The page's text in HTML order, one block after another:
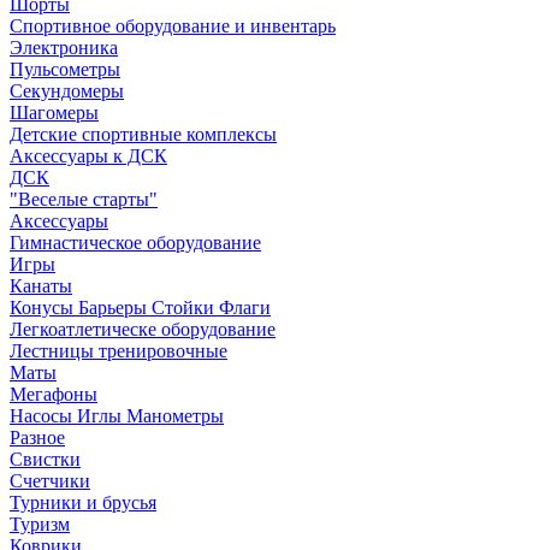
Шорты
Спортивное оборудование и инвентарь
Электроника
Пульсометры
Секундомеры
Шагомеры
Детские спортивные комплексы
Аксессуары к ДСК
ДСК
"Веселые старты"
Аксессуары
Гимнастическое оборудование
Игры
Канаты
Конусы Барьеры Стойки Флаги
Легкоатлетическе оборудование
Лестницы тренировочные
Маты
Мегафоны
Насосы Иглы Манометры
Разное
Свистки
Счетчики
Турники и брусья
Туризм
Коврики